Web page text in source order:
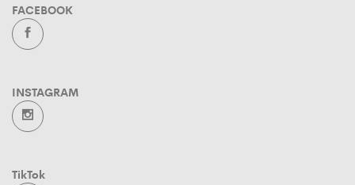
FACEBOOK
INSTAGRAM
TikTok